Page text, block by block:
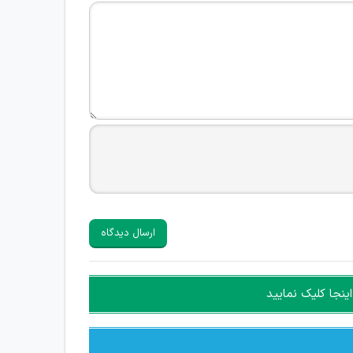
ارسال دیدگاه
کلیک نمایید